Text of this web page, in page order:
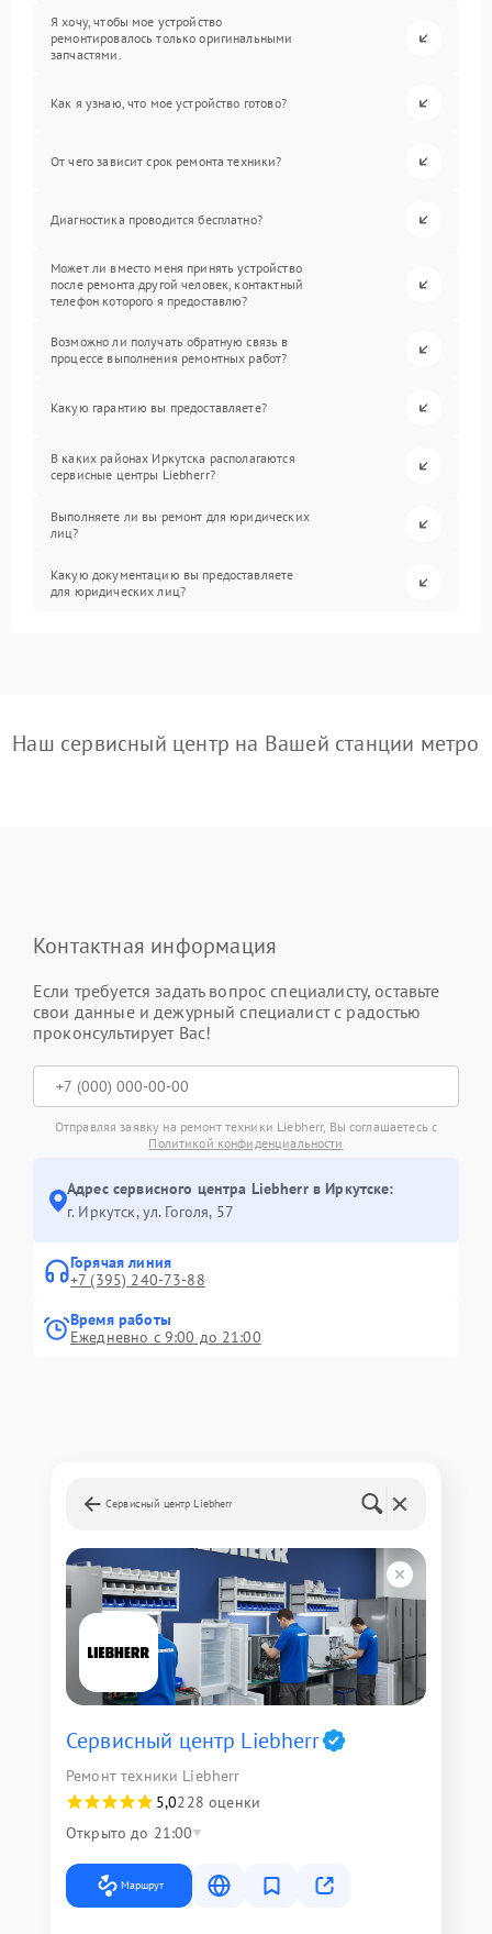
Я хочу, чтобы мое устройство
ремонтировалось только оригинальными
запчастями.
Как я узнаю, что мое устройство готово?
От чего зависит срок ремонта техники?
Диагностика проводится бесплатно?
Может ли вместо меня принять устройство
после ремонта другой человек, контактный
телефон которого я предоставлю?
Возможно ли получать обратную связь в
процессе выполнения ремонтных работ?
Какую гарантию вы предоставляете?
В каких районах Иркутска располагаются
сервисные центры Liebherr?
Выполняете ли вы ремонт для юридических
лиц?
Какую документацию вы предоставляете
для юридических лиц?
Наш сервисный центр на Вашей станции метро
Контактная информация
Если требуется задать вопрос специалисту, оставьте
свои данные и дежурный специалист с радостью
проконсультирует Вас!
Отправляя заявку на ремонт техники Liebherr, Вы соглашаетесь с
Политикой конфиденциальности
Адрес сервисного центра Liebherr в Иркутске:
г. Иркутск, ул. ​Гоголя, 57
Горячая линия
+7 (395) 240-73-88
Время работы
Ежедневно с 9:00 до 21:00
Сервисный центр Liebherr
Сервисный центр Liebherr
Ремонт техники Liebherr
5,0228 оценки
Открыто до 21:00
Маршрут